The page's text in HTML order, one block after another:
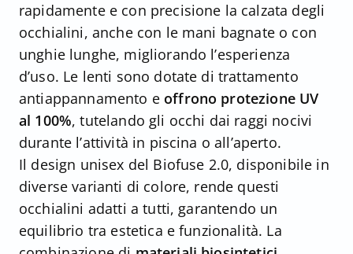
rapidamente e con precisione la calzata degli
occhialini, anche con le mani bagnate o con
unghie lunghe, migliorando l’esperienza
d’uso. Le lenti sono dotate di trattamento
antiappannamento e offrono protezione UV
al 100%, tutelando gli occhi dai raggi nocivi
durante l’attività in piscina o all’aperto.
Il design unisex del Biofuse 2.0, disponibile in
diverse varianti di colore, rende questi
occhialini adatti a tutti, garantendo un
equilibrio tra estetica e funzionalità. La